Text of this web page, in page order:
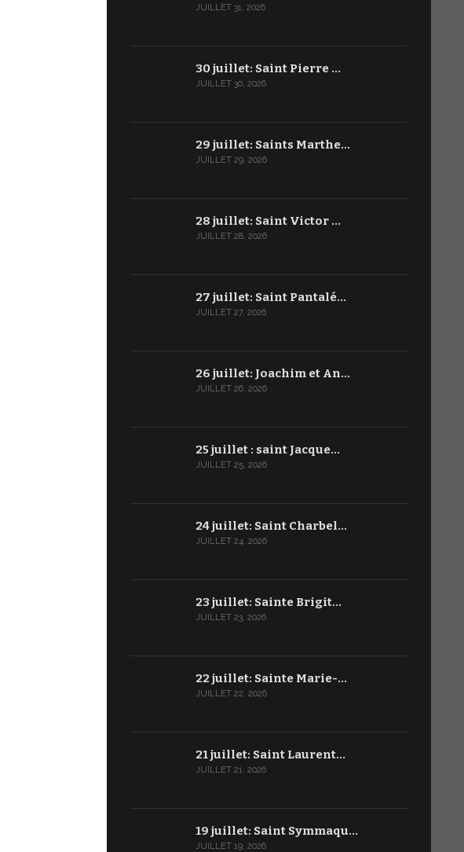
JUILLET 31, 2026
30 juillet: Saint Pierre …
JUILLET 30, 2026
29 juillet: Saints Marthe…
JUILLET 29, 2026
28 juillet: Saint Victor …
JUILLET 28, 2026
27 juillet: Saint Pantalé…
JUILLET 27, 2026
26 juillet: Joachim et An…
JUILLET 26, 2026
25 juillet : saint Jacque…
JUILLET 25, 2026
24 juillet: Saint Charbel…
JUILLET 24, 2026
23 juillet: Sainte Brigit…
JUILLET 23, 2026
22 juillet: Sainte Marie-…
JUILLET 22, 2026
21 juillet: Saint Laurent…
JUILLET 21, 2026
19 juillet: Saint Symmaqu…
JUILLET 19, 2026